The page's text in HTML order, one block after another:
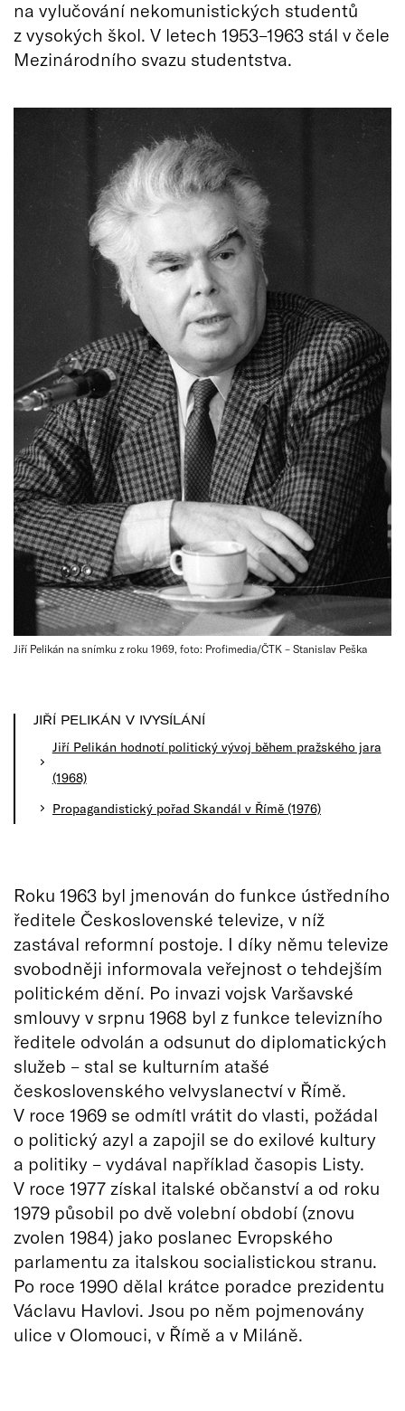
na vylučování nekomunistických studentů
z vysokých škol. V letech 1953–1963 stál v čele
Mezinárodního svazu studentstva.
Jiří Pelikán na snímku z roku 1969, foto: Profimedia/ČTK – Stanislav Peška
JIŘÍ PELIKÁN V IVYSÍLÁNÍ
Jiří Pelikán hodnotí politický vývoj během pražského jara
(1968)
Propagandistický pořad Skandál v Římě (1976)
Roku 1963 byl jmenován do funkce ústředního
ředitele Československé televize, v níž
zastával reformní postoje. I díky němu televize
svobodněji informovala veřejnost o tehdejším
politickém dění. Po invazi vojsk Varšavské
smlouvy v srpnu 1968 byl z funkce televizního
ředitele odvolán a odsunut do diplomatických
služeb – stal se kulturním atašé
československého velvyslanectví v Římě.
V roce 1969 se odmítl vrátit do vlasti, požádal
o politický azyl a zapojil se do exilové kultury
a politiky – vydával například časopis Listy.
V roce 1977 získal italské občanství a od roku
1979 působil po dvě volební období (znovu
zvolen 1984) jako poslanec Evropského
parlamentu za italskou socialistickou stranu.
Po roce 1990 dělal krátce poradce prezidentu
Václavu Havlovi. Jsou po něm pojmenovány
ulice v Olomouci, v Římě a v Miláně.